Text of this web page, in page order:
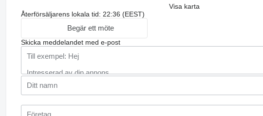
Visa karta
Återförsäljarens lokala tid: 22:36 (EEST)
Begär ett möte
Skicka meddelandet med e-post